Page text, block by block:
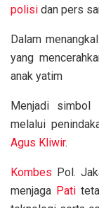
polisi dan pers
Dalam
yang
anak yatim
Menjadi simbol
melalui
Agus Kliwir.
Kombes Pol.
menjaga Pati